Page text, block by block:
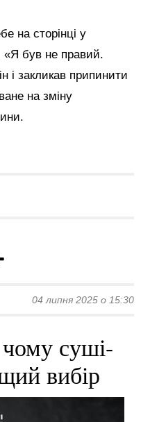
на сторінці у
«Я був не правий.
і закликав припинити
на зміну
04 липня 2025 о 15:30
суші-
вибір